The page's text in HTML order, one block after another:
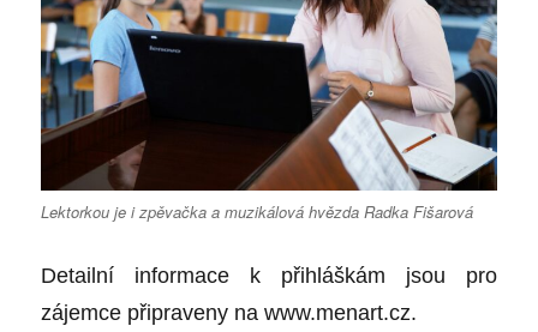
Lektorkou je i zpěvačka a muzikálová hvězda Radka Fišarová
Detailní informace k přihláškám jsou pro
zájemce připraveny nawww.menart.cz.